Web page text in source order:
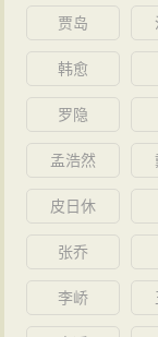
麟。如今小试
年5月，樊增祥
鄂任民政长，
大总统位，去京
贾岛
韩愈
罗隐
孟浩然
皮日休
张乔
李峤